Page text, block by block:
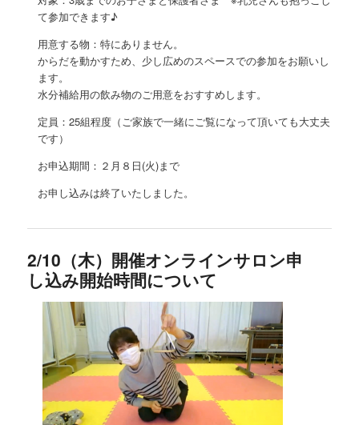
て参加できます♪
用意する物：特にありません。
からだを動かすため、少し広めのスペースでの参加をお願いし
ます。
水分補給用の飲み物のご用意をおすすめします。
定員：25組程度（ご家族で一緒にご覧になって頂いても大丈夫
です）
お申込期間：２月８日(火)まで
お申し込みは終了いたしました。
2/10（木）開催オンラインサロン申
し込み開始時間について